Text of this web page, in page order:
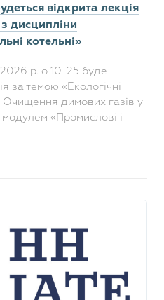
відкрита лекція
дисципліни
котельні»
р. о 10-25 буде
за темою «Екологічні
Очищення димових газів у
«Промислові і
доцен..